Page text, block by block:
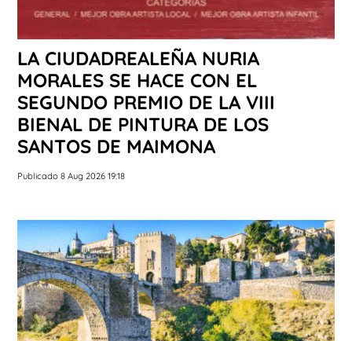
LA CIUDADREALEÑA NURIA
MORALES SE HACE CON EL
SEGUNDO PREMIO DE LA VIII
BIENAL DE PINTURA DE LOS
SANTOS DE MAIMONA
Publicado 8 Aug 2026 19:18